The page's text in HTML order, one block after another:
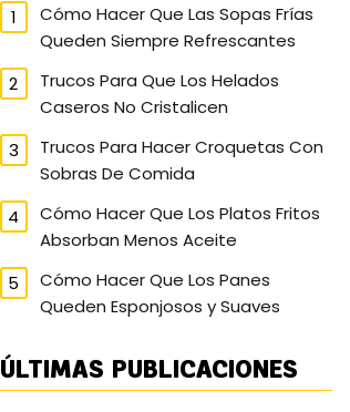
Cómo Hacer Que Las Sopas Frías
Queden Siempre Refrescantes
Trucos Para Que Los Helados
Caseros No Cristalicen
Trucos Para Hacer Croquetas Con
Sobras De Comida
Cómo Hacer Que Los Platos Fritos
Absorban Menos Aceite
Cómo Hacer Que Los Panes
Queden Esponjosos y Suaves
ÚLTIMAS PUBLICACIONES